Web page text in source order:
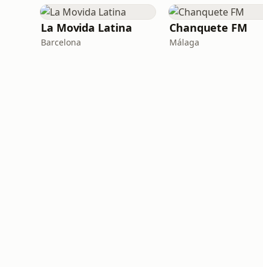
La Movida Latina
Barcelona
Chanquete FM
Málaga